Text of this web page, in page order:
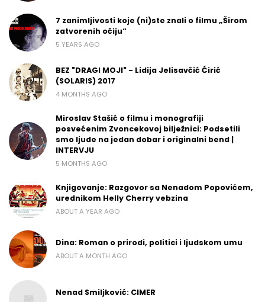
7 zanimljivosti koje (ni)ste znali o filmu „Širom
zatvorenih očiju“
5 YEARS AGO
BEZ "DRAGI MOJI" - Lidija Jelisavčić Ćirić
(SOLARIS) 2017
4 MONTHS AGO
Miroslav Stašić o filmu i monografiji
posvećenim Zvoncekovoj bilježnici: Podsetili
smo ljude na jedan dobar i originalni bend |
INTERVJU
5 MONTHS AGO
Knjigovanje: Razgovor sa Nenadom Popovićem,
urednikom Helly Cherry vebzina
ABOUT A YEAR AGO
Dina: Roman o prirodi, politici i ljudskom umu
ABOUT A MONTH AGO
Nenad Smiljković: CIMER